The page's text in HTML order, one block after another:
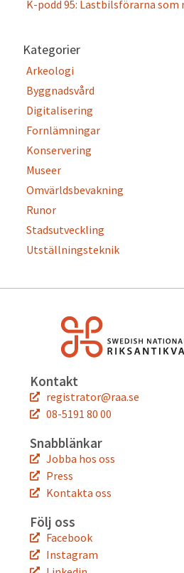
K-podd 95: Lastbilsförarna
Kategorier
Arkeologi
Byggnadsvård
Digitalisering
Fornlämningar
Konservering
Museer
Omvärldsbevakning
Runor
Stadsutveckling
Utställningsteknik
Kontakt
registrator@raa.se
08-5191 80 00
Snabblänkar
Jobba hos oss
Press
Kontakta oss
Följ oss
Facebook
Instagram